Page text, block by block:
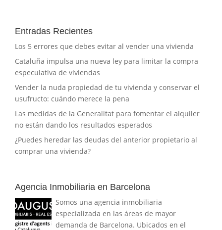
Entradas Recientes
Los 5 errores que debes evitar al vender una vivienda
Cataluña impulsa una nueva ley para limitar la compra
especulativa de viviendas
Vender la nuda propiedad de tu vivienda y conservar el
usufructo: cuándo merece la pena
Las medidas de la Generalitat para fomentar el alquiler
no están dando los resultados esperados
¿Puedes heredar las deudas del anterior propietario al
comprar una vivienda?
Agencia Inmobiliaria en Barcelona
Somos una agencia inmobiliaria
especializada en las áreas de mayor
demanda de Barcelona. Ubicados en el